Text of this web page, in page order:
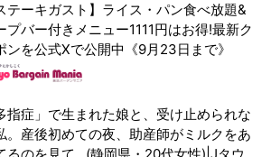
テーキガスト】ライス・パン食べ放題&
プバー付きメニュー1111円はお得!最新ク
ンを公式Xで公開中《9月23日まで》
指症」で生まれた娘と、受け止められな
。産後初めての夜、助産師がミルクをあ